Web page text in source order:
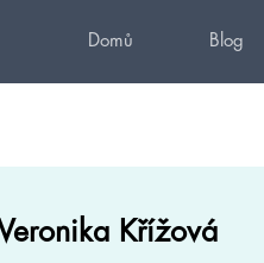
Domů Blog
Křížová